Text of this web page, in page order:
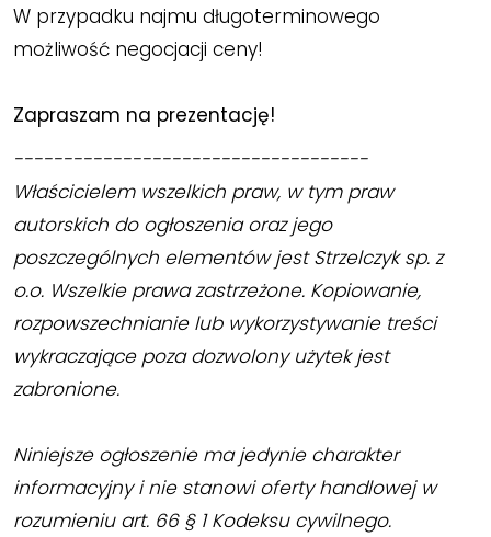
W przypadku najmu długoterminowego
możliwość negocjacji ceny!
Zapraszam na prezentację!
------------------------------------
Właścicielem wszelkich praw, w tym praw
autorskich do ogłoszenia oraz jego
poszczególnych elementów jest Strzelczyk sp. z
o.o. Wszelkie prawa zastrzeżone. Kopiowanie,
rozpowszechnianie lub wykorzystywanie treści
wykraczające poza dozwolony użytek jest
zabronione.
Niniejsze ogłoszenie ma jedynie charakter
informacyjny i nie stanowi oferty handlowej w
rozumieniu art. 66 § 1 Kodeksu cywilnego.